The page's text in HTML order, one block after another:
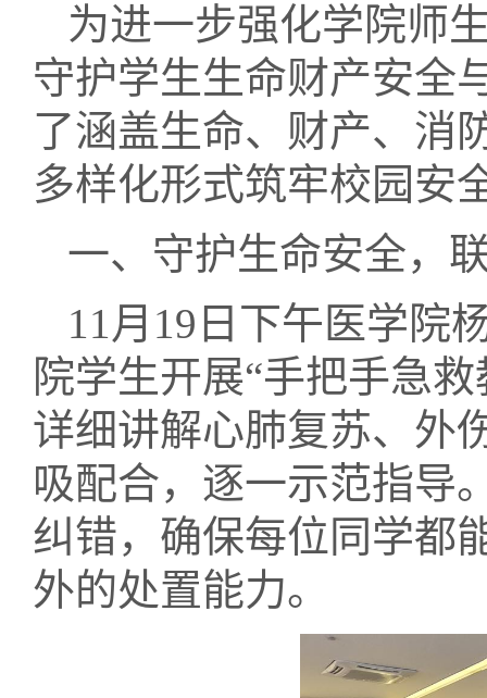
为进一步强化学院师
守护学生生命财产安全
了涵盖生命、财产、消
多样化形式筑牢校园安
一、守护生命安全，
11月19日下午医学院
院学生开展“手把手急
详细讲解心肺复苏、外
吸配合，逐一示范指导
纠错，确保每位同学都
外的处置能力。